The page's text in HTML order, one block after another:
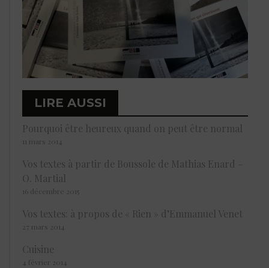
LIRE AUSSI
Pourquoi être heureux quand on peut être normal
11 mars 2014
Vos textes à partir de Boussole de Mathias Enard –
O. Martial
16 décembre 2015
Vos textes: à propos de « Rien » d’Emmanuel Venet
27 mars 2014
Cuisine
4 février 2014